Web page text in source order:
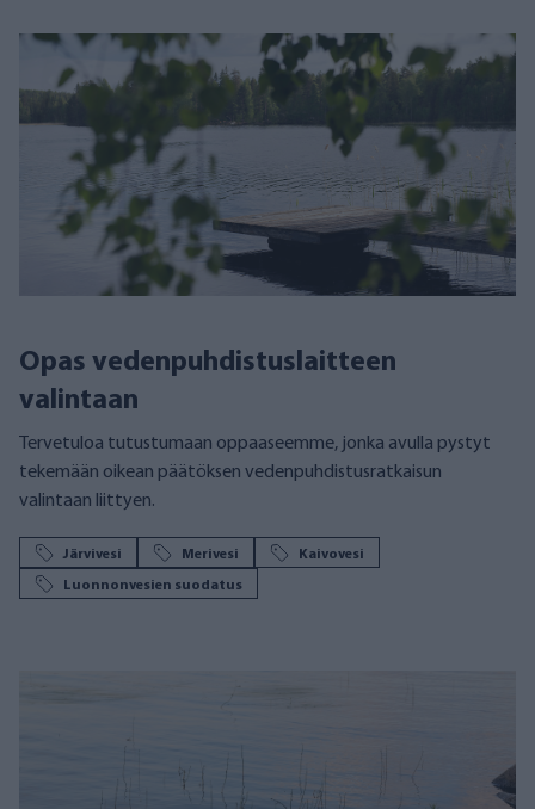
Opas vedenpuhdistuslaitteen
valintaan
Tervetuloa tutustumaan oppaaseemme, jonka avulla pystyt
tekemään oikean päätöksen vedenpuhdistusratkaisun
valintaan liittyen.
Järvivesi Merivesi Kaivovesi
Luonnonvesien suodatus